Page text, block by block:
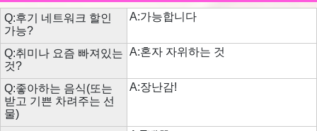
Q:후기 네트워크 할인
가능?
A:가능합니다
Q:취미나 요즘 빠져있는
것?
A:혼자 자위하는 것
Q:좋아하는 음식(또는
받고 기쁜 차려주는 선
물)
A:장난감!